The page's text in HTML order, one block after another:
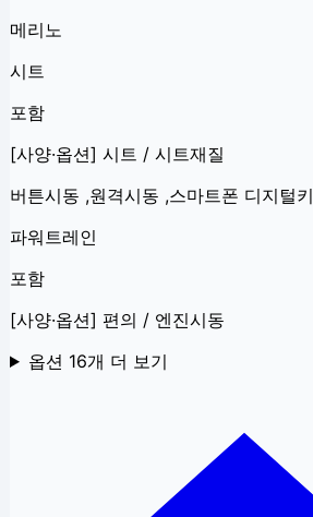
메리노
시트
포함
[사양·옵션] 시트 / 시트재질
버튼시동 ,원격시동 ,스마트폰 디지털키
파워트레인
포함
[사양·옵션] 편의 / 엔진시동
옵션 16개 더 보기